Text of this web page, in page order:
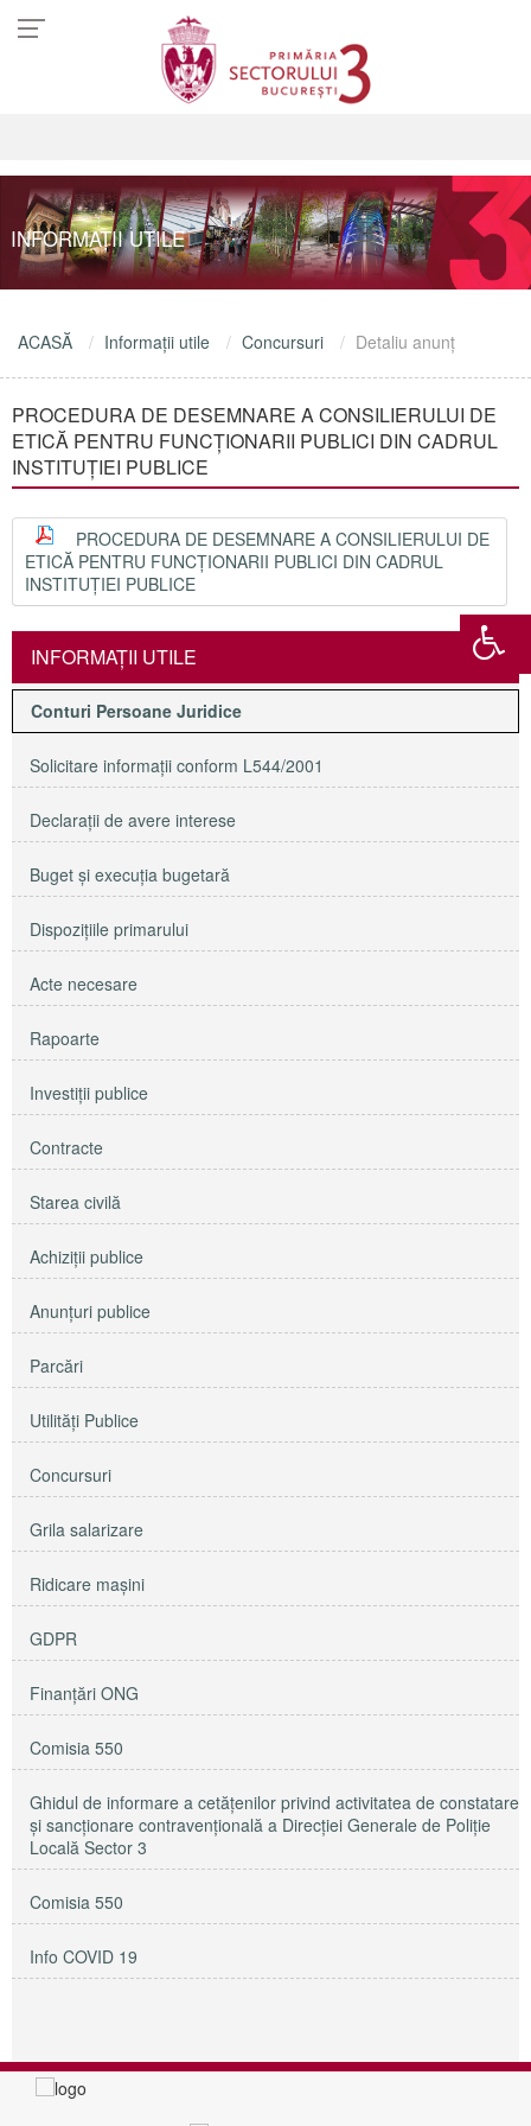
INFORMAŢII UTILE
ACASĂ Informaţii utile Concursuri Detaliu anunţ
PROCEDURA DE DESEMNARE A CONSILIERULUI DE
ETICĂ PENTRU FUNCȚIONARII PUBLICI DIN CADRUL
INSTITUȚIEI PUBLICE
PROCEDURA DE DESEMNARE A CONSILIERULUI DE
ETICĂ PENTRU FUNCȚIONARII PUBLICI DIN CADRUL
INSTITUȚIEI PUBLICE
INFORMAŢII UTILE
Conturi Persoane Juridice
Solicitare informaţii conform L544/2001
Declaraţii de avere interese
Buget şi execuţia bugetară
Dispoziţiile primarului
Acte necesare
Rapoarte
Investiţii publice
Contracte
Starea civilă
Achiziţii publice
Anunţuri publice
Parcări
Utilităţi Publice
Concursuri
Grila salarizare
Ridicare maşini
GDPR
Finanțări ONG
Comisia 550
Ghidul de informare a cetățenilor privind activitatea de constatare
și sancționare contravențională a Direcției Generale de Poliție
Locală Sector 3
Comisia 550
Info COVID 19